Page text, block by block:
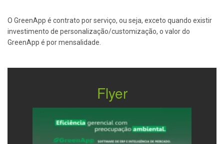
O GreenApp é contrato por serviço, ou seja, exceto quando existir
investimento de personalização/customização, o valor do
GreenApp é por mensalidade.
Flyer